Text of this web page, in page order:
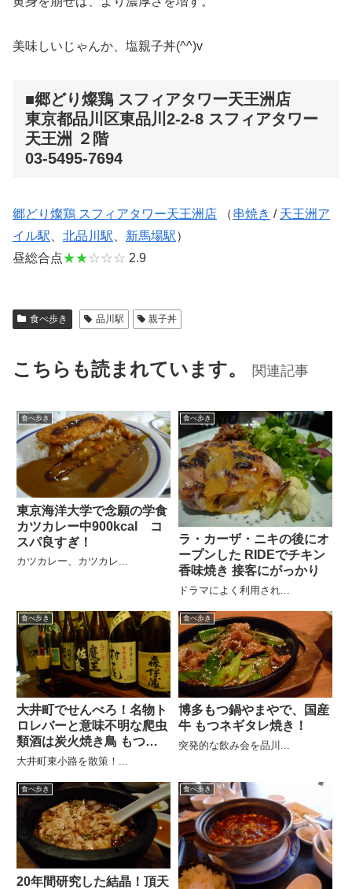
美味しいじゃんか、塩親子丼(^^)v
■郷どり燦鶏 スフィアタワー天王洲店
東京都品川区東品川2-2-8 スフィアタワー
天王洲 ２階
03-5495-7694
郷どり燦鶏 スフィアタワー天王洲店 （串焼き / 天王洲ア
イル駅
北品川駅 新馬場駅）
昼総合点★★☆☆☆ 2.9
食べ歩き 品川駅 親子丼
こちらも読まれています。 関連記事
食べ歩き
東京海洋大学で念願の学食
カツカレー中900kcal コ
スパ良すぎ！
カツカレー、カツカレ...
食べ歩き
ラ・カーザ・ニキの後にオ
ープンした RIDEでチキン
香味焼き 接客にがっかり
ドラマによく利用され...
食べ歩き
大井町でせんべろ！名物ト
ロレバーと意味不明な爬虫
類酒は炭火焼き鳥 もつ太
郎
大井町東小路を散策！...
食べ歩き
博多もつ鍋やまやで、国産
牛 もつネギタレ焼き！
突発的な飲み会を品川...
食べ歩き
20年間研究した結晶！頂天
食べ歩き